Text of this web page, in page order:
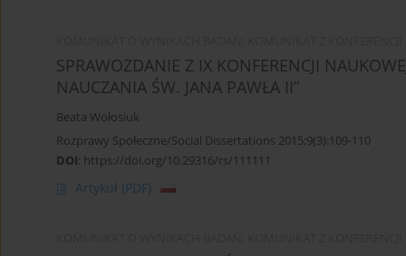
SPRAWOZDANIE Z IX KONFERENCJI
NAUCZANIA ŚW. JANA PAWŁA II”
Beata Wołosiuk
Rozprawy Społeczne/Social Dissertations 2015;9(3):109-110
DOI: https://doi.org/10.29316/rs/111111
Artykuł (PDF)